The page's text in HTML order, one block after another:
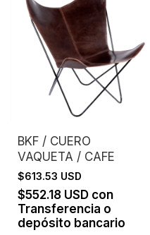
BKF / CUERO
VAQUETA / CAFE
$613.53 USD
$552.18 USD con
Transferencia o
depósito bancario